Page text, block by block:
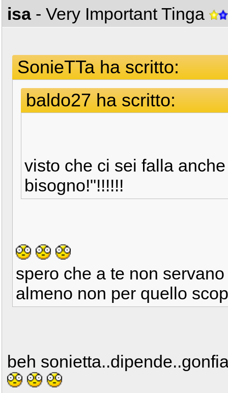
isa - Very Important Tinga
SonieTTa ha scritto:
baldo27 ha scritto:
visto che ci sei falla
bisogno!"!!!!!!
spero che a te non
almeno non per quello
beh